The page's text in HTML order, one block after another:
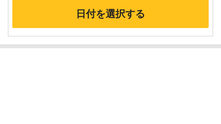
日付を選択する